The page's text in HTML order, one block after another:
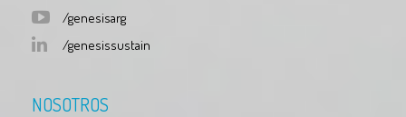
/genesisarg
/genesissustain
NOSOTROS